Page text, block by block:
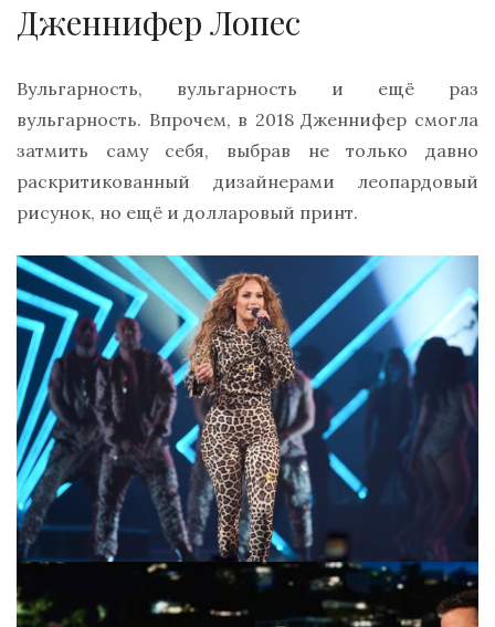
Дженнифер Лопес
Вульгарность, вульгарность и ещё раз
вульгарность. Впрочем, в 2018 Дженнифер смогла
затмить саму себя, выбрав не только давно
раскритикованный дизайнерами леопардовый
рисунок, но ещё и долларовый принт.